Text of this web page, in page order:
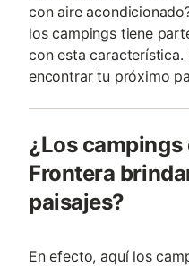
con aire
los campings tiene
con esta
encontrar tu próximo
¿Los campings
Frontera
paisajes?
En efecto, aquí los